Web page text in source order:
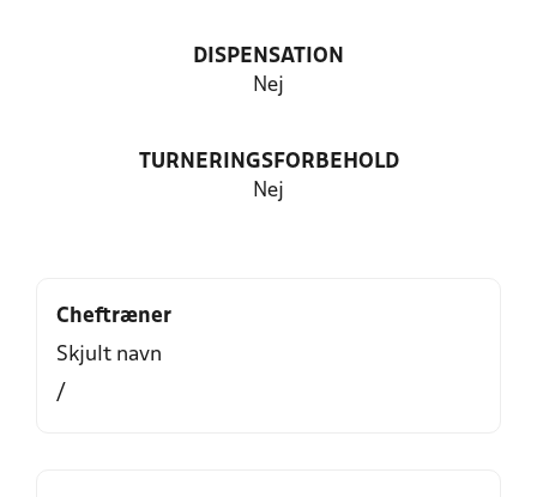
DISPENSATION
Nej
TURNERINGSFORBEHOLD
Nej
Cheftræner
Skjult navn
/